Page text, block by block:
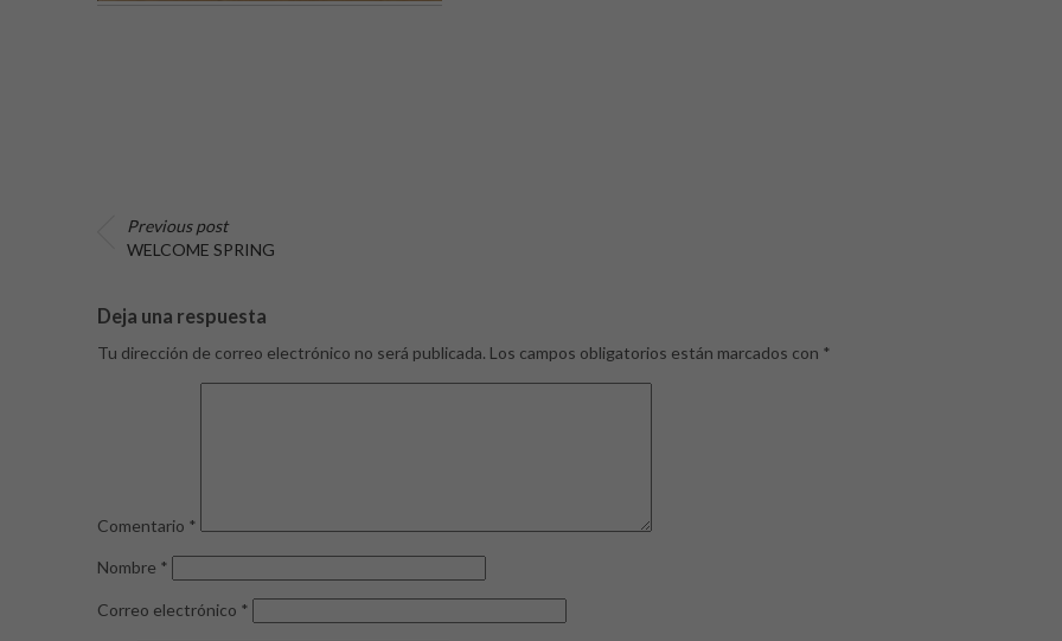
Previous post
WELCOME SPRING
Deja una respuesta
Tu dirección de correo electrónico no será publicada. Los campos obligatorios están marcados con *
Comentario *
Nombre *
Correo electrónico *